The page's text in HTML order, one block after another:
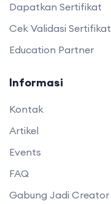
Dapatkan Sertifikat
Cek Validasi Sertifikat
Education Partner
Informasi
Kontak
Artikel
Events
FAQ
Gabung Jadi Creator